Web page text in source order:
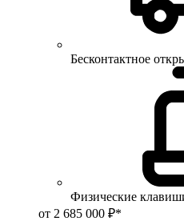
Бесконтактное
Физические
от 2 685 000 ₽*